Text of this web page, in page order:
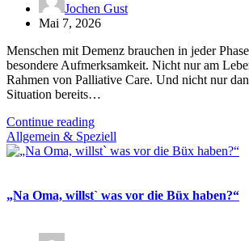
Jochen Gust
Mai 7, 2026
Menschen mit Demenz brauchen in jeder
besondere Aufmerksamkeit. Nicht nur am
Rahmen von Palliative Care. Und nicht nur
Situation bereits…
Continue reading
Allgemein & Speziell
„Na Oma, willst` was vor die Büx haben?“